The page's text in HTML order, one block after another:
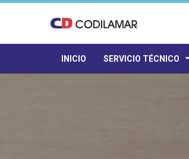
INICIO SERVICIO TÉCNICO